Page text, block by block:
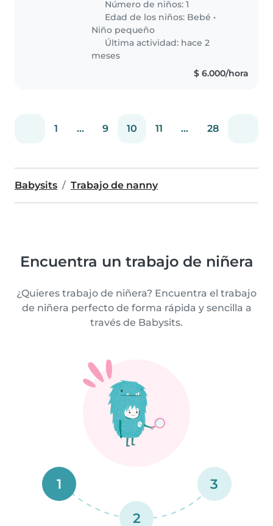
alguien que se encargue de
mantenerla limpia a ella y todas..
Número de niños: 1
Edad de los niños: Bebé •
Niño pequeño
Última actividad: hace 2
meses
$ 6.000/hora
1 ... 9 10 11 ... 28
Babysits Trabajo de nanny
Encuentra un trabajo de niñera
¿Quieres trabajo de niñera? Encuentra el trabajo
de niñera perfecto de forma rápida y sencilla a
través de Babysits.
1
2
3